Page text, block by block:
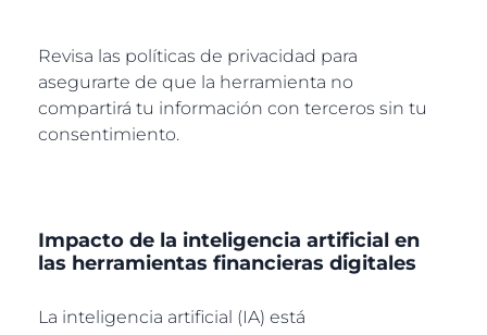
Revisa las políticas de privacidad para
asegurarte de que la herramienta no
compartirá tu información con terceros sin tu
consentimiento.
Impacto de la inteligencia artificial en
las herramientas financieras digitales
La inteligencia artificial (IA) está